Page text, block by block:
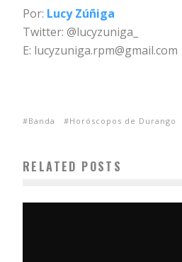
Por: Lucy Zúñiga
Twitter: @lucyzuniga_
E: lucyzuniga.rpm@gmail.com
Banda Horóscopos de Durango
RELATED POSTS